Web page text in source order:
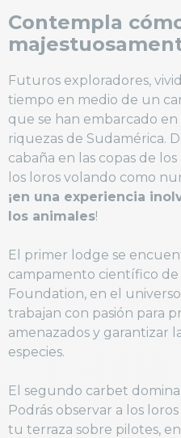
Contempla
Futuros exploradores,
tiempo en medio de un
que se han embarcado
riquezas de Sudamérica.
cabaña en las copas de
los loros volando como
¡en una experiencia
los animales!
El primer lodge se
campamento científico
Foundation, en el
trabajan con pasión para
amenazados y garantizar
especies.
El segundo carbet
Podrás observar a los
tu terraza sobre pilotes,